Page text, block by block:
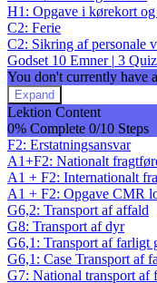
H1: Opgave i kørekort og
C2: Ferie
C2: Sikring af personale
Godset 10 Emner | 3
You don't currently have
Expand
Godset
Lektion Content
0% Complete 0/10 Steps
F2: Erstatningsansvar
A1+F2: Nationalt
A1 + F2: Internationalt
A1 + F2: Opgave CMR
G6,2: Transport af affald
G8: Transport af dyr
G6,1: Transport af farligt
G6,1: Case Transport af
G7: National transport af